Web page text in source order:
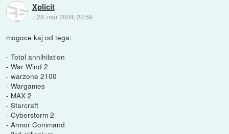
Xplicit
::28. mar 2004, 22:59
mogoce kaj od tega:
- Total annihilation
- War Wind 2
- warzone 2100
- Wargames
- MAX 2
- Starcraft
- Cyberstorm 2
- Armor Command